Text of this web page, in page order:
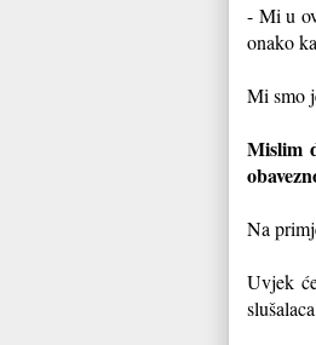
- Mi u
onako
Mi smo
Mislim
Na
Uvjek